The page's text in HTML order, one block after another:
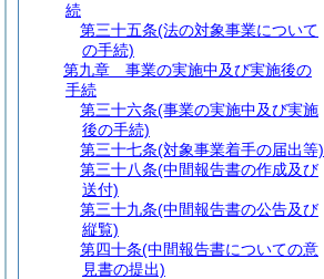
続
第三十五条(法の対象事業について
の手続)
第九章
事業の実施中及び実施後の
手続
第三十六条(事業の実施中及び実施
後の手続)
第三十七条(対象事業着手の届出等)
第三十八条(中間報告書の作成及び
送付)
第三十九条(中間報告書の公告及び
縦覧)
第四十条(中間報告書についての意
見書の提出)